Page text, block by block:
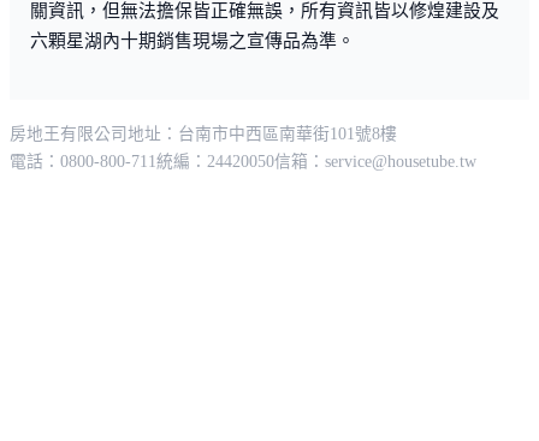
關資訊，但無法擔保皆正確無誤，所有資訊皆以修煌建設及
六顆星湖內十期銷售現場之宣傳品為準。
房地王有限公司 地址：台南市中西區南華街101號8樓
電話：0800-800-711統編：24420050信箱： service@housetube.tw